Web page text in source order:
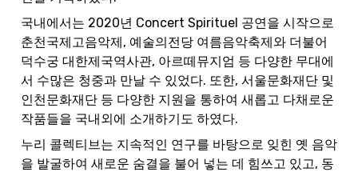
국내에서는 2020년 Concert Spirituel 공연을 시작으로
춘천국제고음악제, 예술의전당 여름음악축제와 더불어
덕수궁 대한제국역사관, 아르떼뮤지엄 등 다양한 무대에
서 수많은 청중과 만날 수 있었다. 또한, 서울문화재단 및
인천문화재단 등 다양한 지원을 통하여 새롭고 다채로운
작품들을 국내외에 소개하기도 하였다.
누리 콜렉티브는 지속적인 연구를 바탕으로 잊힌 옛 음악
을 발굴하여 새로운 숨결을 불어 넣는 데 힘쓰고 있고, 동